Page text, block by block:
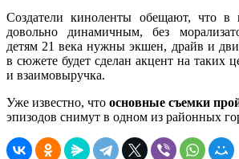
Создатели киноленты обещают, что в
довольно динамичным, без
детям 21 века нужны экшен, драйв и
в сюжете будет сделан акцент на таких
и взаимовыручка.
Уже известно, что основные съемки
эпизодов снимут в одном из районных